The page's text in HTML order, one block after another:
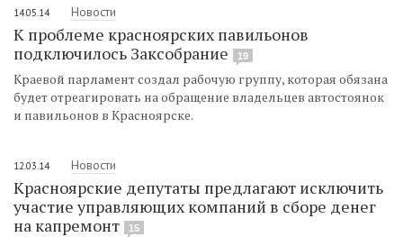
14.05.14 Новости
К проблеме красноярских павильонов
подключилось Заксобрание
19
Краевой парламент создал рабочую группу, которая обязана
будет отреагировать на обращение владельцев автостоянок
и павильонов в Красноярске.
12.03.14 Новости
Красноярские депутаты предлагают исключить
участие управляющих компаний в сборе денег
на капремонт
15